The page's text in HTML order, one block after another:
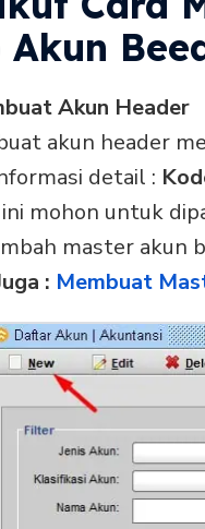
Akun
Akun Header
akun header
detail :
mohon untuk
master akun
: Membuat